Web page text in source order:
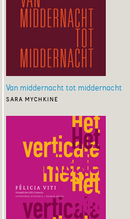
Van middernacht tot middernacht
sara mychkine